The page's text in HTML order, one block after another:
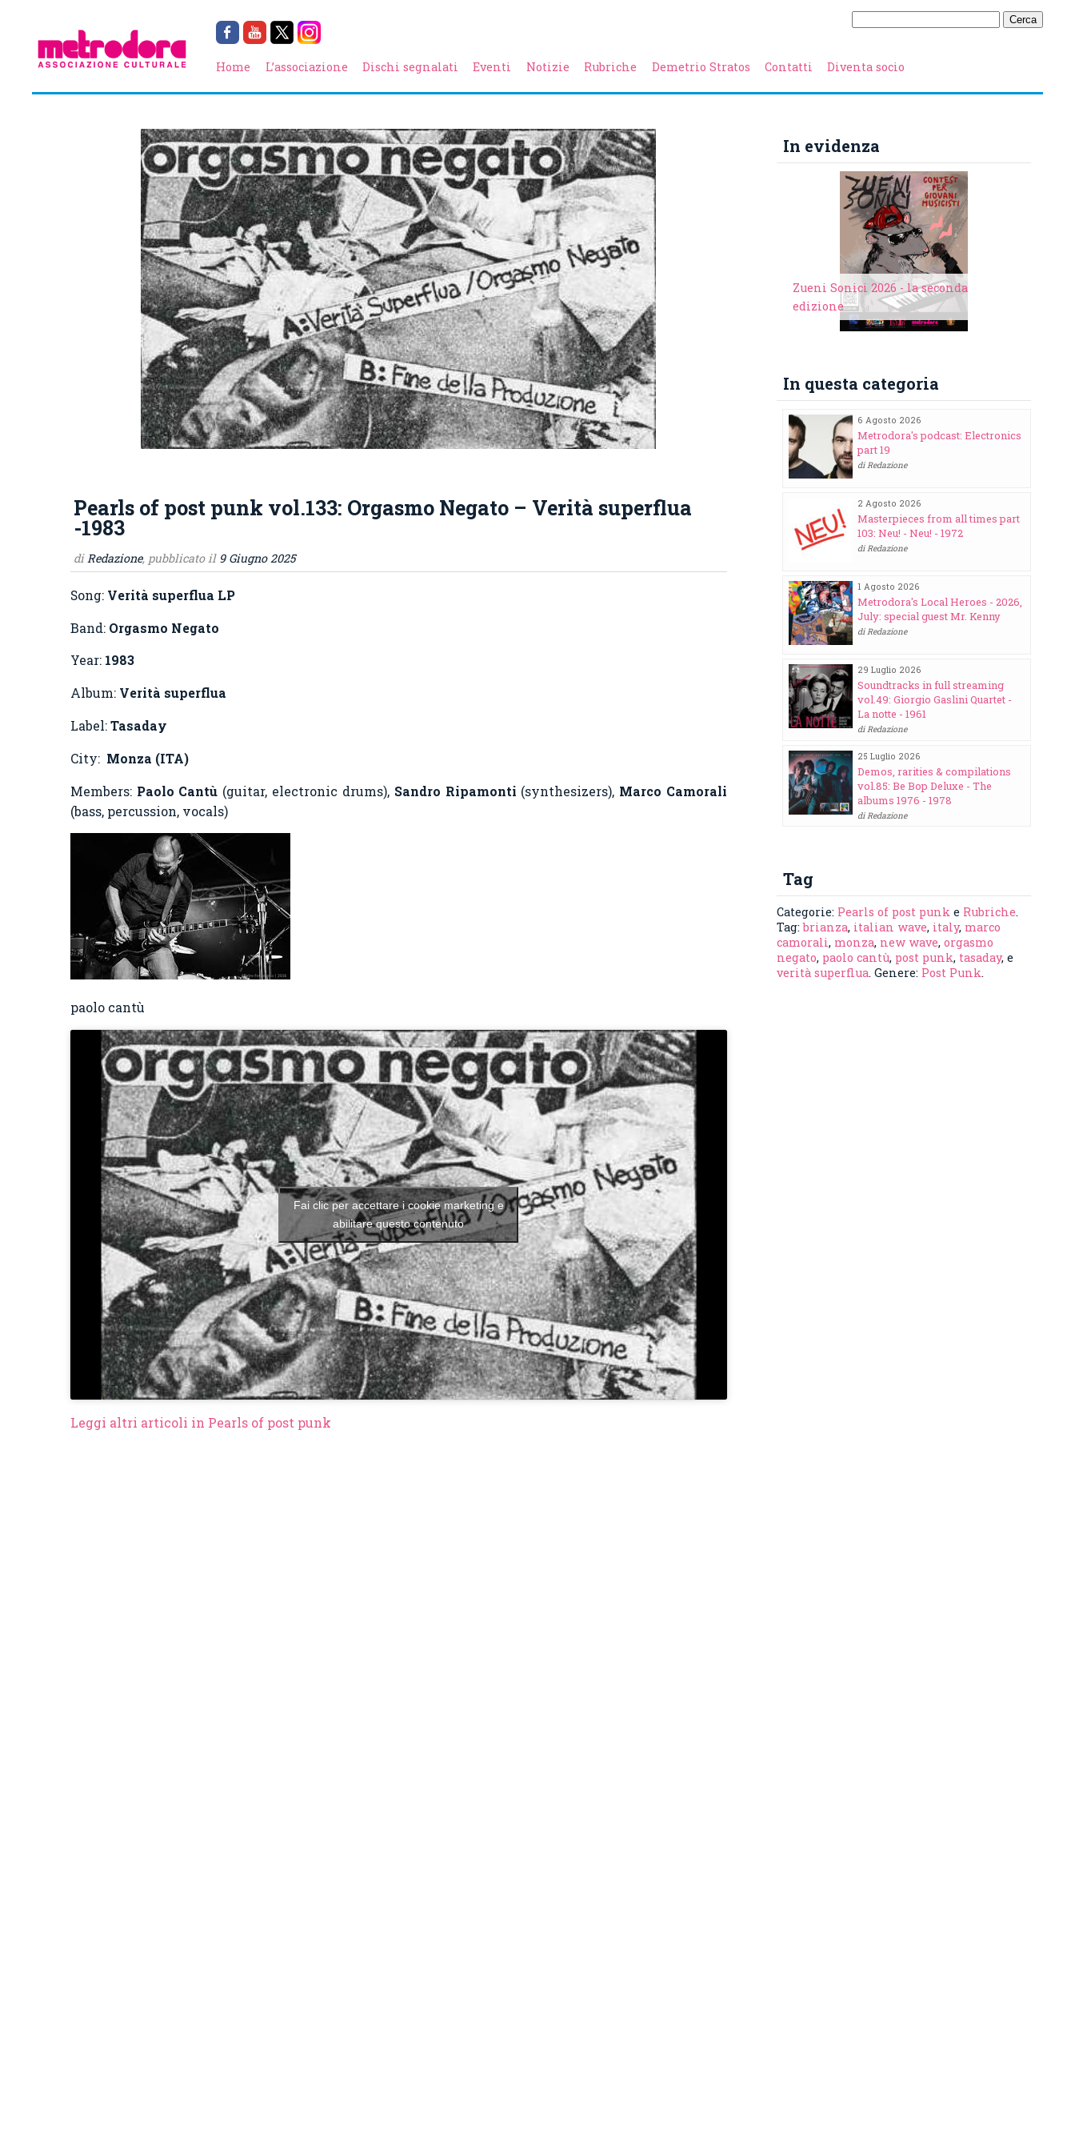
Home L’associazione Dischi segnalati Eventi Notizie Rubriche Demetrio Stratos Contatti Diventa socio
Pearls of post punk vol.133: Orgasmo Negato – Verità superflua
-1983
diRedazione, pubblicato il 9 Giugno 2025
Song: Verità superflua LP
Band:Orgasmo Negato
Year: 1983
Album: Verità superflua
Label:Tasaday
City: Monza (ITA)
Members: Paolo Cantù (guitar, electronic drums), Sandro Ripamonti (synthesizers), Marco Camorali
(bass, percussion, vocals)
paolo cantù
Fai clic per accettare i cookie marketing e
abilitare questo contenuto
Leggi altri articoli in Pearls of post punk
In evidenza
Zueni Sonici 2026 - la seconda
edizione
In questa categoria
6 Agosto 2026
Metrodora's podcast: Electronics
part 19
di Redazione
2 Agosto 2026
Masterpieces from all times part
103: Neu! - Neu! - 1972
di Redazione
1 Agosto 2026
Metrodora's Local Heroes - 2026,
July: special guest Mr. Kenny
di Redazione
29 Luglio 2026
Soundtracks in full streaming
vol.49: Giorgio Gaslini Quartet -
La notte - 1961
di Redazione
25 Luglio 2026
Demos, rarities & compilations
vol.85: Be Bop Deluxe - The
albums 1976 - 1978
di Redazione
Tag
Categorie: Pearls of post punke Rubriche.
Tag:brianza, italian wave, italy, marco
camorali, monza, new wave, orgasmo
negato, paolo cantù, post punk, tasaday, e
verità superflua. Genere: Post Punk.